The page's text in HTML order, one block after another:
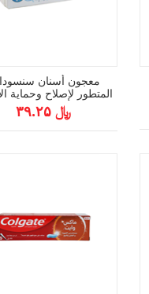
معجون أسنان
المتطور لإصلاح وحماية
برائحة منعشة 75 مل
﷼ ۳۹.۲۵